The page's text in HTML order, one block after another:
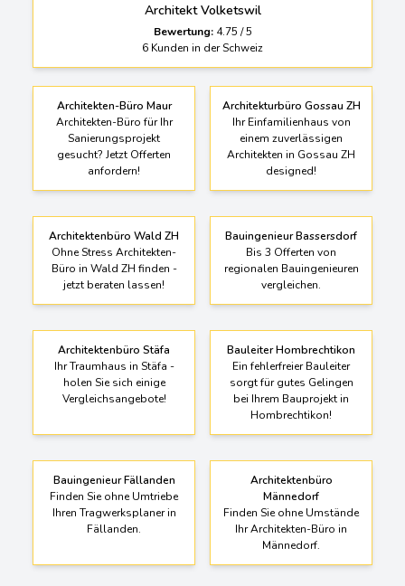
Architekt Volketswil
Bewertung: 4.75 /5
6 Kunden in der Schweiz
Architekten-Büro Maur
Architekten-Büro für Ihr
Sanierungsprojekt
gesucht? Jetzt Offerten
anfordern!
Architekturbüro Gossau ZH
Ihr Einfamilienhaus von
einem zuverlässigen
Architekten in Gossau ZH
designed!
Architektenbüro Wald ZH
Ohne Stress Architekten-
Büro in Wald ZH finden -
jetzt beraten lassen!
Bauingenieur Bassersdorf
Bis 3 Offerten von
regionalen Bauingenieuren
vergleichen.
Architektenbüro Stäfa
Ihr Traumhaus in Stäfa -
holen Sie sich einige
Vergleichsangebote!
Bauleiter Hombrechtikon
Ein fehlerfreier Bauleiter
sorgt für gutes Gelingen
bei Ihrem Bauprojekt in
Hombrechtikon!
Bauingenieur Fällanden
Finden Sie ohne Umtriebe
Ihren Tragwerksplaner in
Fällanden.
Architektenbüro
Männedorf
Finden Sie ohne Umstände
Ihr Architekten-Büro in
Männedorf.